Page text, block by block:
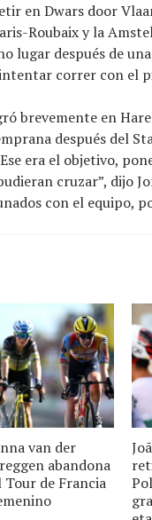
en Dwars door
Roubaix y la
lugar después de
correr con el
brevemente en
después del
era el objetivo,
cruzar”, dijo
con el equipo,
van der
abandona
Tour de Francia